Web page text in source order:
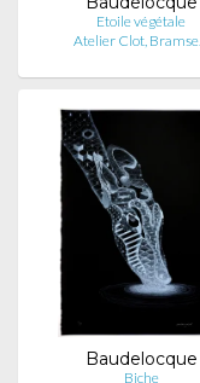
Etoile végétale
Atelier Clot,
Baudelocque
Biche